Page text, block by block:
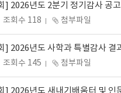
] 2026년도 2분기 정기감사 공고
조회수 118 첨부파일
조회수 145 첨부파일